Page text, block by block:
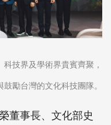
技界及學術界貴賓齊聚，
勵台灣的文化科技團隊。
董事長、文化部史